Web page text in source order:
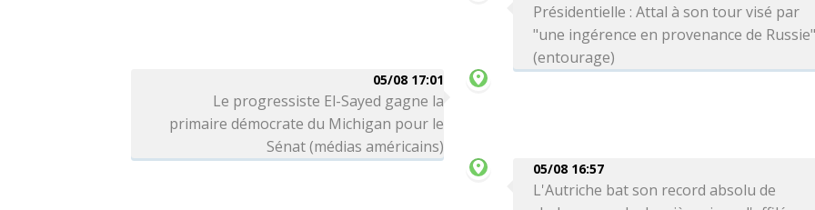
Présidentielle : Attal à son tour visé par
"une ingérence en provenance de
(entourage)
05/08 17:01
Le progressiste El-Sayed gagne la
primaire démocrate du Michigan pour le
Sénat (médias américains)
05/08 16:57
L'Autriche bat son record absolu de